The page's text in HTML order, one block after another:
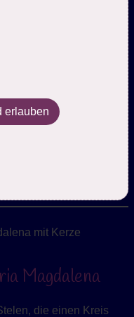
erlauben
Magdalena
die einen Kreis